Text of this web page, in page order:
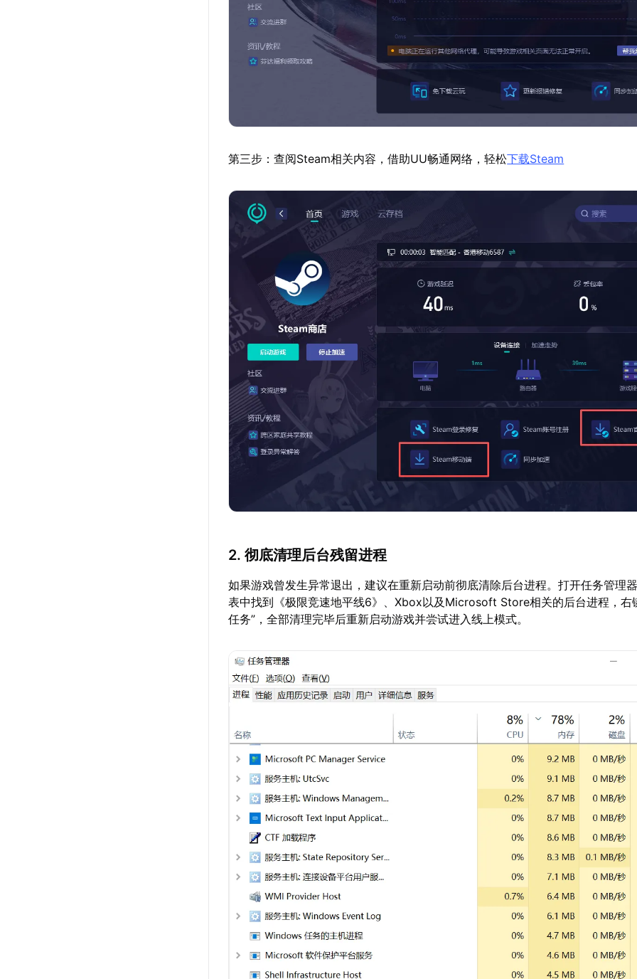
第三步：查阅Steam相关内容，借助UU畅通网络，轻松下载Steam
2. 彻底清理后台残留进程
如果游戏曾发生异常退出，建议在重新启动前彻底清除后台进程。打开任务管理
表中找到《极限竞速地平线6》、Xbox以及Microsoft Store相关的后台进程，右
任务”，全部清理完毕后重新启动游戏并尝试进入线上模式。